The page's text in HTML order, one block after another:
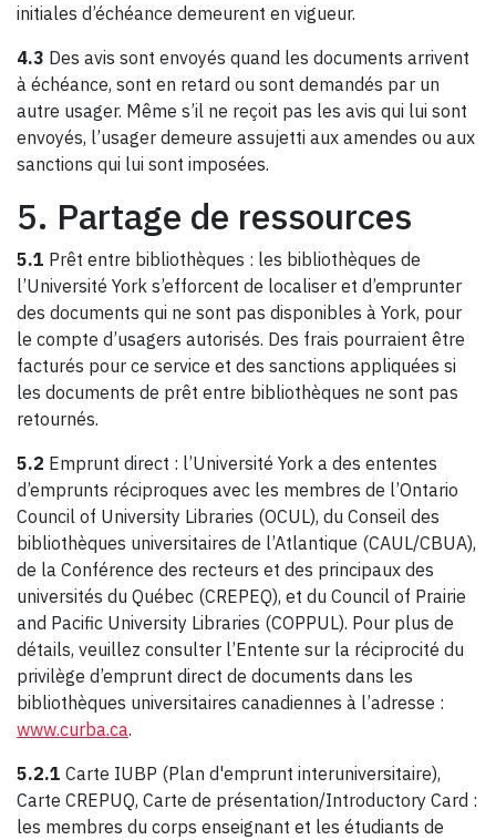
initiales d’échéance demeurent en vigueur.
4.3 Des avis sont envoyés quand les documents arrivent
à échéance, sont en retard ou sont demandés par un
autre usager. Même s’il ne reçoit pas les avis qui lui sont
envoyés, l’usager demeure assujetti aux amendes ou aux
sanctions qui lui sont imposées.
5. Partage de ressources
5.1 Prêt entre bibliothèques : les bibliothèques de
l’Université York s’efforcent de localiser et d’emprunter
des documents qui ne sont pas disponibles à York, pour
le compte d’usagers autorisés. Des frais pourraient être
facturés pour ce service et des sanctions appliquées si
les documents de prêt entre bibliothèques ne sont pas
retournés.
5.2 Emprunt direct : l’Université York a des ententes
d’emprunts réciproques avec les membres de l’Ontario
Council of University Libraries (OCUL), du Conseil des
bibliothèques universitaires de l’Atlantique (CAUL/CBUA),
de la Conférence des recteurs et des principaux des
universités du Québec (CREPEQ), et du Council of Prairie
and Pacific University Libraries (COPPUL). Pour plus de
détails, veuillez consulter l’Entente sur la réciprocité du
privilège d’emprunt direct de documents dans les
bibliothèques universitaires canadiennes à l’adresse :
www.curba.ca.
5.2.1 Carte IUBP (Plan d'emprunt interuniversitaire),
Carte CREPUQ, Carte de présentation/Introductory Card :
les membres du corps enseignant et les étudiants de